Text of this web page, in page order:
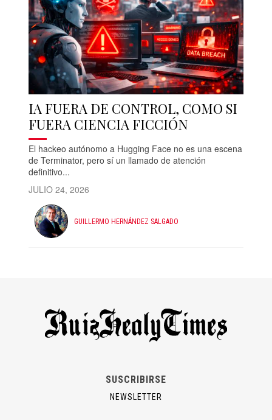
IA FUERA DE CONTROL, COMO SI
FUERA CIENCIA FICCIÓN
El hackeo autónomo a Hugging Face no es una escena
de Terminator, pero sí un llamado de atención
definitivo...
JULIO 24, 2026
GUILLERMO HERNÁNDEZ SALGADO
SUSCRIBIRSE
NEWSLETTER